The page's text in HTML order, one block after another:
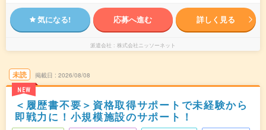
気になる! 応募へ進む 詳しく見る
派遣会社 株式会社ニッソーネット
未読
NEW
掲載日 2026/08/08
＜履歴書不要＞資格取得サポートで未経験から
即戦力に！小規模施設のサポート！